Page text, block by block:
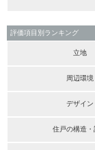
評価項目別ランキング
立地
周辺環境
デザイン
住戸の構造・